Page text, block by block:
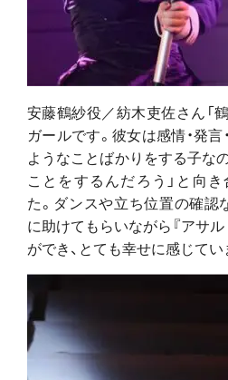
安藤鶴紗役／紡木吏佐さん「
ガールです。彼女は感情・発
ようなことばかりをする子な
ことをするんだろう」と向
た。ダンスや立ち位置の確認
に助けてもらいながら『アサ
ができ、とても幸せに感じてい